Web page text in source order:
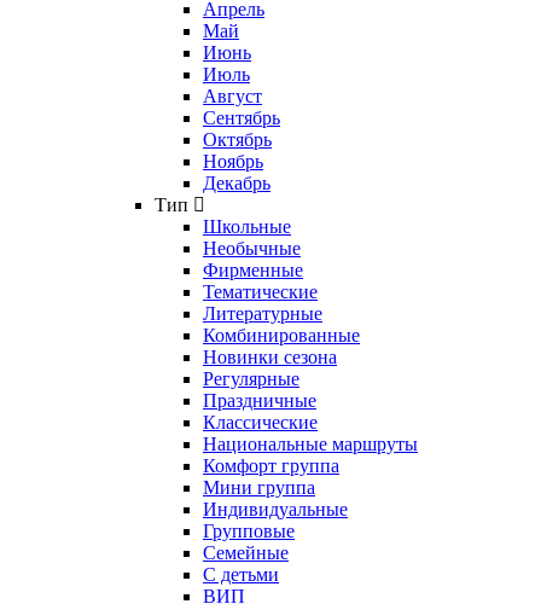
Апрель
Май
Июнь
Июль
Август
Сентябрь
Октябрь
Ноябрь
Декабрь
Тип
Школьные
Необычные
Фирменные
Тематические
Литературные
Комбинированные
Новинки сезона
Регулярные
Праздничные
Классические
Национальные маршруты
Комфорт группа
Мини группа
Индивидуальные
Групповые
Семейные
С детьми
ВИП